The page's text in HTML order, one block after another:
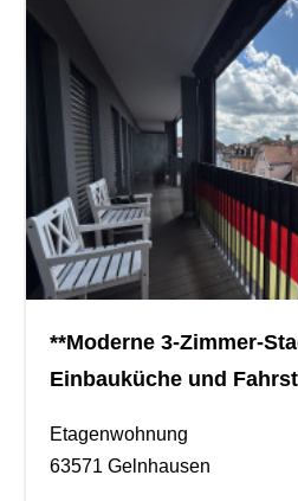
**Moderne 3-Zimmer-
Einbauküche und
Etagenwohnung
63571 Gelnhausen